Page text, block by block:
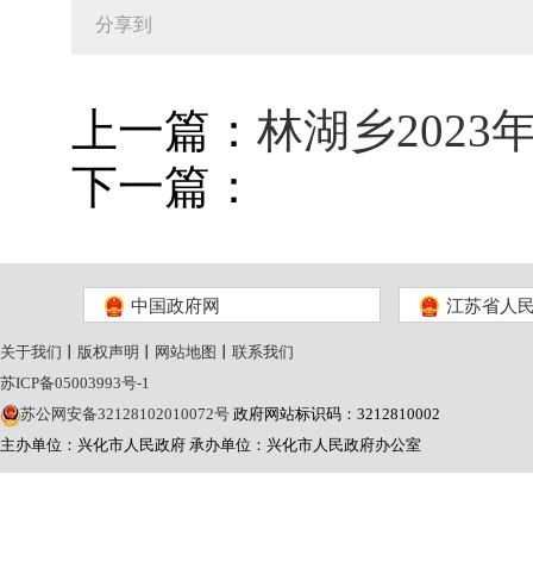
分享到
上一篇： 林湖乡2023
下一篇：
中国政府网 江苏省人
关于我们 版权声明 网站地图
联系我们
苏ICP备05003993号-1
苏公网安备32128102010072号 政府网站标识码：3212810002
主办单位：兴化市人民政府 承办单位：兴化市人民政府办公室